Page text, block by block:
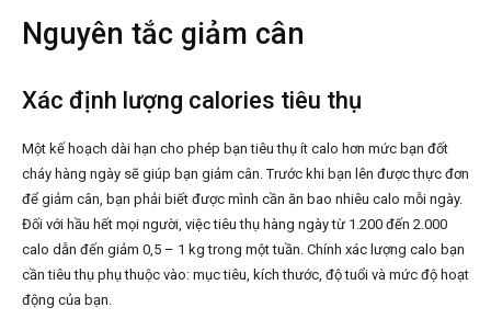
Nguyên tắc giảm cân
Xác định lượng calories tiêu thụ
Một kế hoạch dài hạn cho phép bạn tiêu thụ ít calo hơn mức bạn đốt
cháy hàng ngày sẽ giúp bạn giảm cân. Trước khi bạn lên được thực đơn
để giảm cân, bạn phải biết được mình cần ăn bao nhiêu calo mỗi ngày.
Đối với hầu hết mọi người, việc tiêu thụ hàng ngày từ 1.200 đến 2.000
calo dẫn đến giảm 0,5 – 1 kg trong một tuần. Chính xác lượng calo bạn
cần tiêu thụ phụ thuộc vào: mục tiêu, kích thước, độ tuổi và mức độ hoạt
động của bạn.